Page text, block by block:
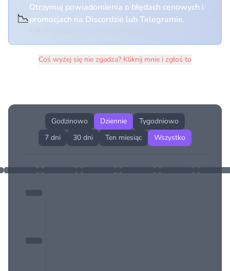
📉
Otrzymuj powiadomienia o błędach cenowych i
promocjach na Discordzie lub Telegramie.
Coś wyżej się nie zgadza? Kliknij mnie i zgłoś to
Godzinowo Dziennie
Tygodniowo
7 dni
30 dni Ten miesiąc Wszystko